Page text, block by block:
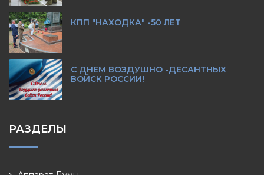
КПП "НАХОДКА" -50 ЛЕТ
С ДНЕМ ВОЗДУШНО -ДЕСАНТНЫХ
ВОЙСК РОССИИ!
РАЗДЕЛЫ